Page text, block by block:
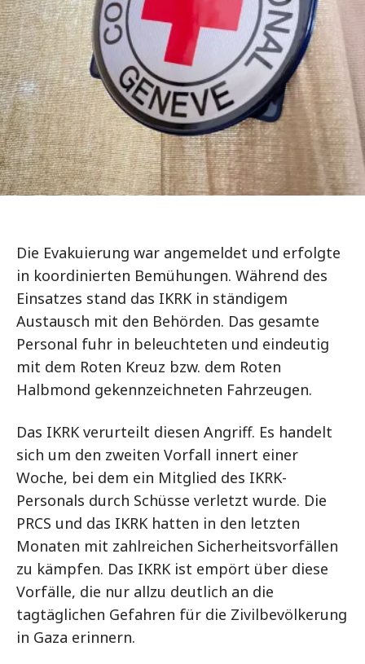
Die Evakuierung war angemeldet und erfolgte
in koordinierten Bemühungen. Während des
Einsatzes stand das IKRK in ständigem
Austausch mit den Behörden. Das gesamte
Personal fuhr in beleuchteten und eindeutig
mit dem Roten Kreuz bzw. dem Roten
Halbmond gekennzeichneten Fahrzeugen.
Das IKRK verurteilt diesen Angriff. Es handelt
sich um den zweiten Vorfall innert einer
Woche, bei dem ein Mitglied des IKRK-
Personals durch Schüsse verletzt wurde. Die
PRCS und das IKRK hatten in den letzten
Monaten mit zahlreichen Sicherheitsvorfällen
zu kämpfen. Das IKRK ist empört über diese
Vorfälle, die nur allzu deutlich an die
tagtäglichen Gefahren für die Zivilbevölkerung
in Gaza erinnern.